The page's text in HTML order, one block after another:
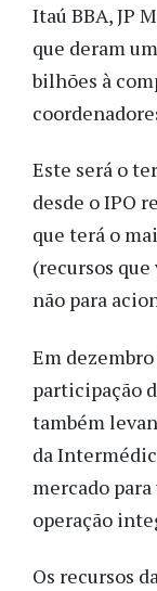
Itaú BBA, JP
que deram
bilhões à
Este será o
desde o IPO
que terá o
(recursos
não para
Em
participação
também
da
mercado
operação
Os recursos